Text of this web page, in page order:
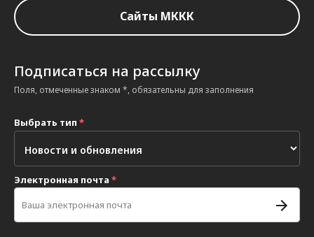
Сайты МККК
Подписаться на рассылку
Поля, отмеченные знаком *, обязательны для заполнения
Выбрать тип *
Электронная почта *